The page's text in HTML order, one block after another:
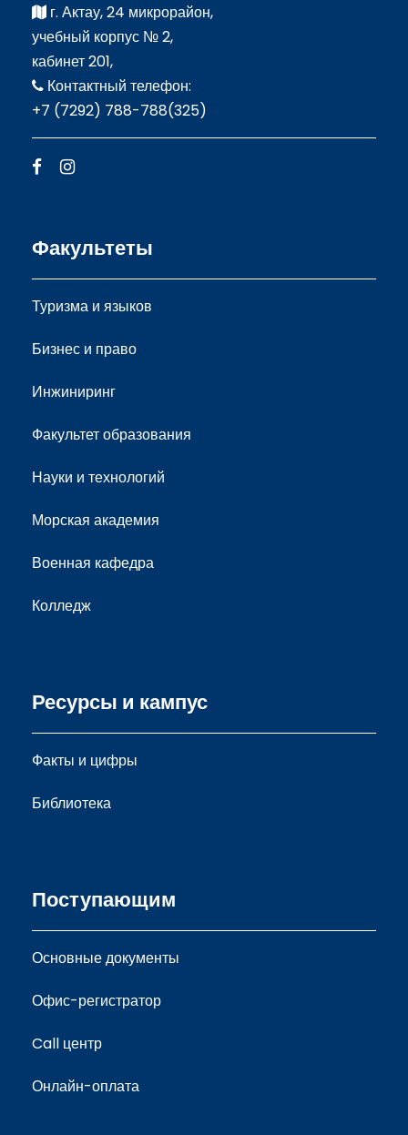
г. Актау, 24 микрорайон,
учебный корпус № 2,
кабинет 201,
Контактный телефон:
+7 (7292) 788-788(325)
Факультеты
Туризма и языков
Бизнес и право
Инжиниринг
Факультет образования
Науки и технологий
Морская академия
Военная кафедра
Колледж
Ресурсы и кампус
Факты и цифры
Библиотека
Поступающим
Основные документы
Офис-регистратор
Call центр
Онлайн-оплата